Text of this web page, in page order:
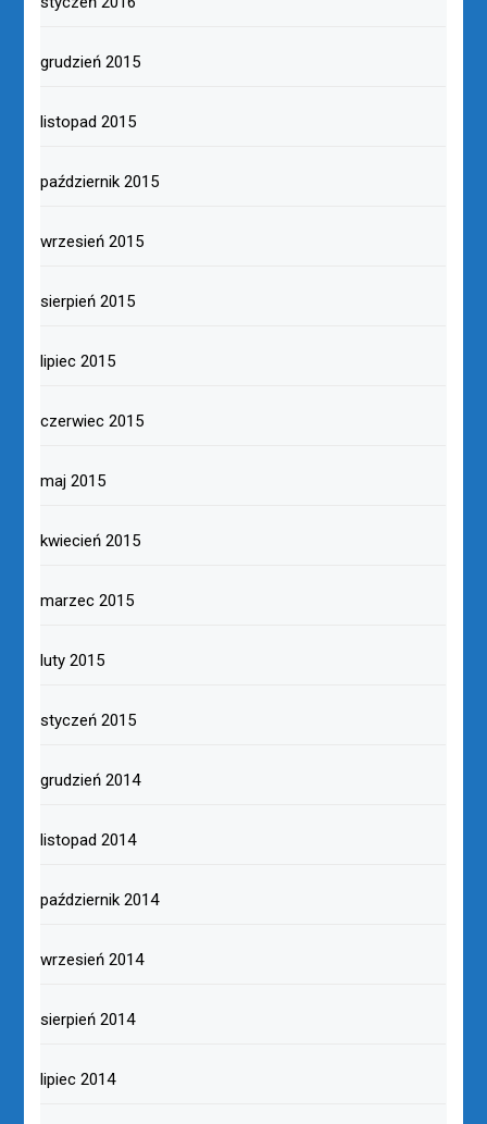
grudzień 2015
listopad 2015
październik 2015
wrzesień 2015
sierpień 2015
lipiec 2015
czerwiec 2015
maj 2015
kwiecień 2015
marzec 2015
luty 2015
styczeń 2015
grudzień 2014
listopad 2014
październik 2014
wrzesień 2014
sierpień 2014
lipiec 2014